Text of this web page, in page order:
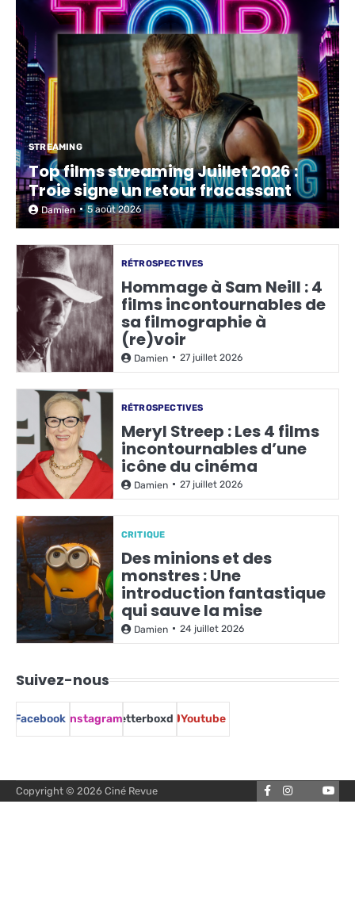
STREAMING
Top films streaming Juillet 2026 :
Troie signe un retour fracassant
Damien 5 août 2026
RÉTROSPECTIVES
Hommage à Sam Neill : 4
films incontournables de
sa filmographie à
(re)voir
Damien 27 juillet 2026
RÉTROSPECTIVES
Meryl Streep : Les 4 films
incontournables d’une
icône du cinéma
Damien 27 juillet 2026
CRITIQUE
Des minions et des
monstres : Une
introduction fantastique
qui sauve la mise
Damien 24 juillet 2026
Suivez-nous
Facebook InstagramLetterboxd Youtube
Copyright © 2026 Ciné Revue FacebookInstagram